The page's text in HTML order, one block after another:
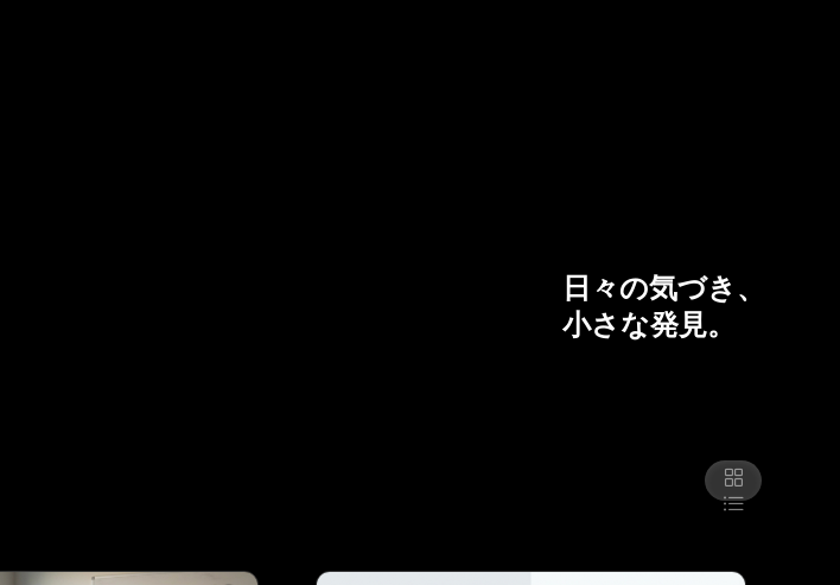
日々の気づき、
小さな発見。
表示切り替え